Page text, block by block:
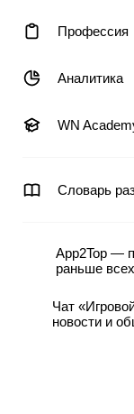
Профессия
Аналитика
WN
Словарь
App2Top —
раньше всех
Чат
новости и